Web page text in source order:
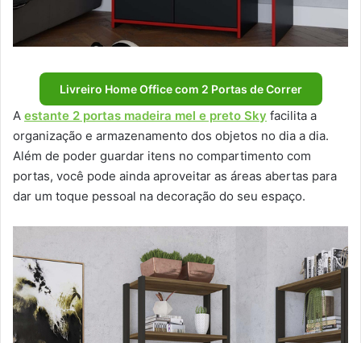
Livreiro Home Office com 2 Portas de Correr
A estante 2 portas madeira mel e preto Sky facilita a
organização e armazenamento dos objetos no dia a dia.
Além de poder guardar itens no compartimento com
portas, você pode ainda aproveitar as áreas abertas para
dar um toque pessoal na decoração do seu espaço.